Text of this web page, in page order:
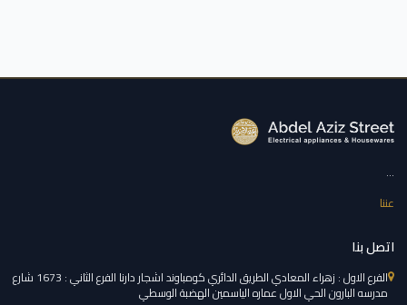
...
عننا
اتصل بنا
الفرع الاول : زهراء المعادي الطريق الدائري كومباوند اشجار دارنا الفرع الثاني : 1673 شارع
مدرسه البارون الحي الاول عماره الياسمين الهضبة الوسطي